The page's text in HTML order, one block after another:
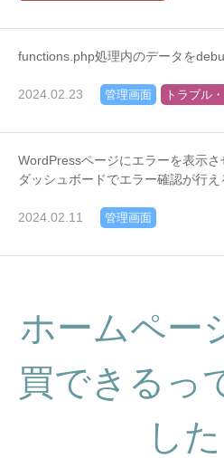
functions.php処理内のデータを
2024.02.23 管理画面 トラブル
WordPressページにエラーを表示
ダッシュボードでエラー確認が行
2024.02.11 管理画面
ホームペー
買できるっ
し